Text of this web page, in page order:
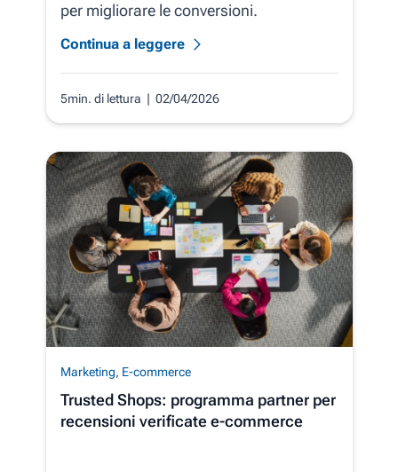
per migliorare le conversioni.
Continua a leggere
5min. di lettura | 02/04/2026
Marketing, E-commerce
Trusted Shops: programma partner per
recensioni verificate e-commerce